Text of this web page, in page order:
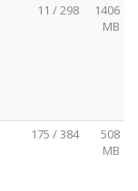
11 / 298
1406
MB
175 / 384
508
MB